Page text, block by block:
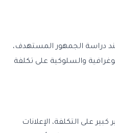
دراسة الجمهور المستهدف،
والسلوكية على تكلفة
كبير على التكلفة، الإعلانات